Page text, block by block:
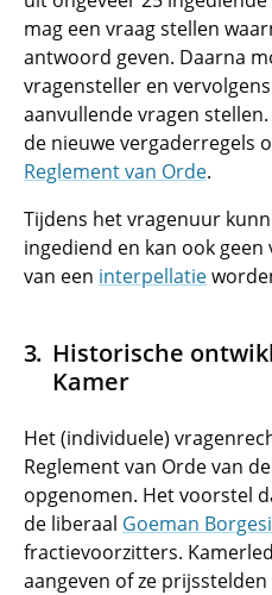
mag een vraag stellen
antwoord geven. Daarna
vragensteller en
aanvullende vragen
de nieuwe vergaderregels
Reglement van Orde.
Tijdens het vragenuur
ingediend en kan ook
van een interpellatie
Historische
Kamer
Het (individuele)
Reglement van Orde van
opgenomen. Het voorstel
de liberaal Goeman
fractievoorzitters.
aangeven of ze